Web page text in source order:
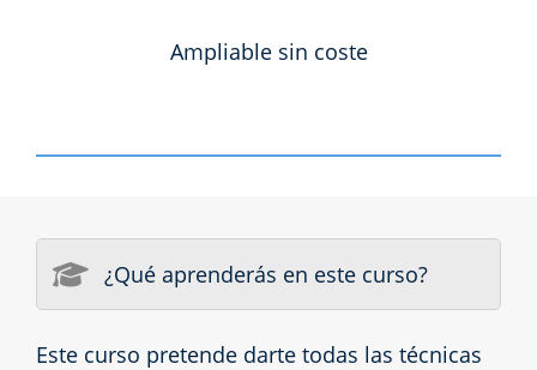
Ampliable sin coste
¿Qué aprenderás en este curso?
Este curso pretende darte todas las técnicas